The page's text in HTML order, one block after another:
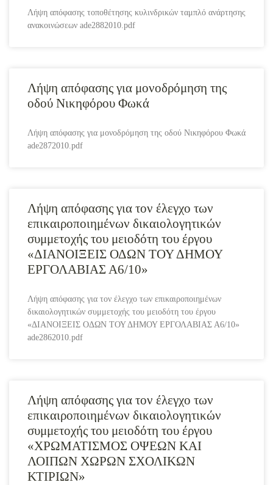
Λήψη απόφασης τοποθέτησης κυλινδρικών ταμπλό ανάρτησης
ανακοινώσεων ade2882010.pdf
Λήψη απόφασης για μονοδρόμηση της
οδού Νικηφόρου Φωκά
Λήψη απόφασης για μονοδρόμηση της οδού Νικηφόρου Φωκά
ade2872010.pdf
Λήψη απόφασης για τον έλεγχο των
επικαιροποιημένων δικαιολογητικών
συμμετοχής του μειοδότη του έργου
«ΔΙΑΝΟΙΞΕΙΣ ΟΔΩΝ ΤΟΥ ΔΗΜΟΥ
ΕΡΓΟΛΑΒΙΑΣ Α6/10»
Λήψη απόφασης για τον έλεγχο των επικαιροποιημένων
δικαιολογητικών συμμετοχής του μειοδότη του έργου
«ΔΙΑΝΟΙΞΕΙΣ ΟΔΩΝ ΤΟΥ ΔΗΜΟΥ ΕΡΓΟΛΑΒΙΑΣ Α6/10»
ade2862010.pdf
Λήψη απόφασης για τον έλεγχο των
επικαιροποιημένων δικαιολογητικών
συμμετοχής του μειοδότη του έργου
«ΧΡΩΜΑΤΙΣΜΟΣ ΟΨΕΩΝ ΚΑΙ
ΛΟΙΠΩΝ ΧΩΡΩΝ ΣΧΟΛΙΚΩΝ
ΚΤΙΡΙΩΝ»